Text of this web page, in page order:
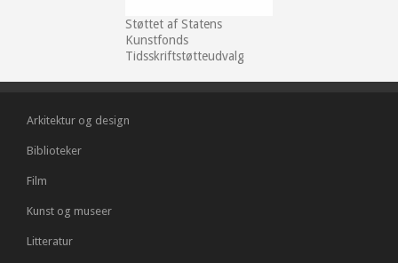
Støttet af Statens
Kunstfonds
Tidsskriftstøtteudvalg
Arkitektur og design
Biblioteker
Film
Kunst og museer
Litteratur